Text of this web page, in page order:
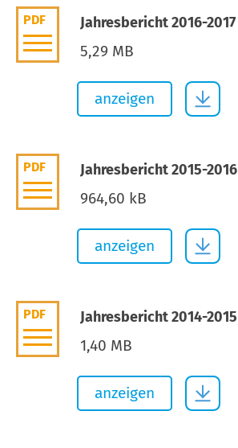
PDF Jahresbericht 2016-2017
5,29 MB
anzeigen
PDF Jahresbericht 2015-2016
964,60 kB
anzeigen
PDF Jahresbericht 2014-2015
1,40 MB
anzeigen